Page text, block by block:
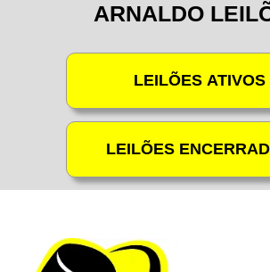
ARNALDO